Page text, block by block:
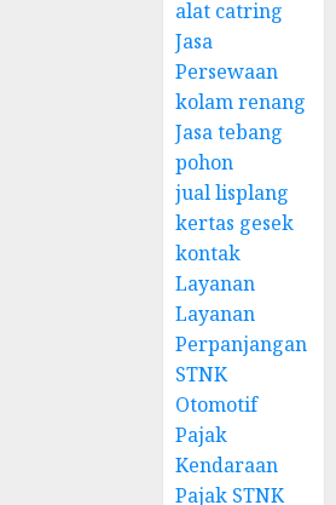
alat catring
Jasa
Persewaan
kolam renang
Jasa tebang
pohon
jual lisplang
kertas gesek
kontak
Layanan
Layanan
Perpanjangan
STNK
Otomotif
Pajak
Kendaraan
Pajak STNK